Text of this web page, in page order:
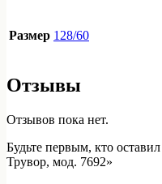
Размер 128/60
Отзывы
Отзывов пока нет.
Будьте первым, кто
Трувор, мод. 7692»